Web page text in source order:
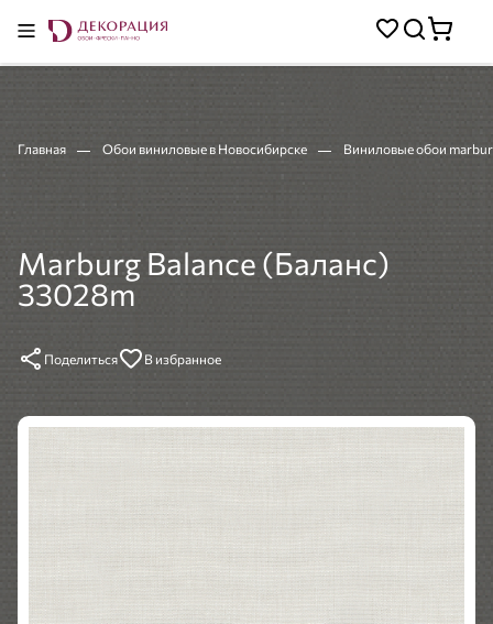
Главная Обои виниловые в Новосибирске Виниловые обои
Marburg Balance (Баланс)
33028m
Поделиться В избранное